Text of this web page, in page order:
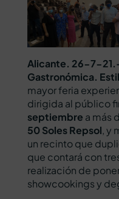
Alicante. 26-7-
Gastronómica.
mayor feria
dirigida al público
septiembre a más
50 Soles Repsol, y
un recinto que
que contará con
realización de
showcookings y